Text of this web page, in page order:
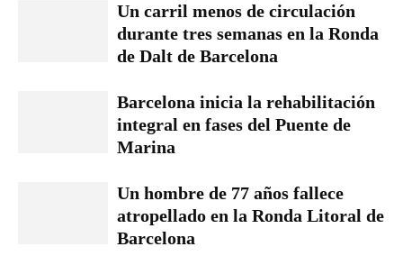
Un carril menos de circulación
durante tres semanas en la Ronda
de Dalt de Barcelona
Barcelona inicia la rehabilitación
integral en fases del Puente de
Marina
Un hombre de 77 años fallece
atropellado en la Ronda Litoral de
Barcelona